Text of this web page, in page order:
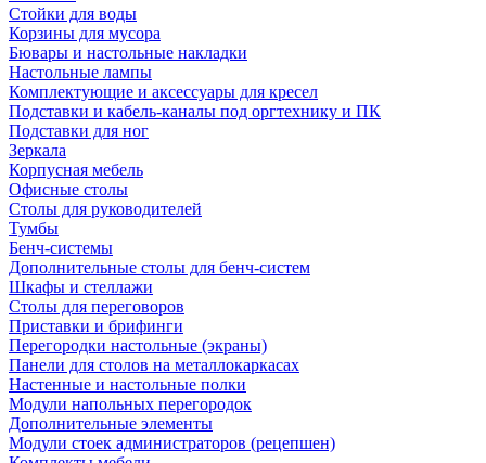
Стойки для воды
Корзины для мусора
Бювары и настольные накладки
Настольные лампы
Комплектующие и аксессуары для кресел
Подставки и кабель-каналы под оргтехнику и ПК
Подставки для ног
Зеркала
Корпусная мебель
Офисные столы
Столы для руководителей
Тумбы
Бенч-системы
Дополнительные столы для бенч-систем
Шкафы и стеллажи
Столы для переговоров
Приставки и брифинги
Перегородки настольные (экраны)
Панели для столов на металлокаркасах
Настенные и настольные полки
Модули напольных перегородок
Дополнительные элементы
Модули стоек администраторов (рецепшен)